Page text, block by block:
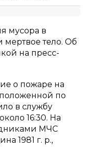
мусора в
тело. Об
на пресс-
о пожаре на
по
в службу
16:30. На
МЧС
1981 г. р.,